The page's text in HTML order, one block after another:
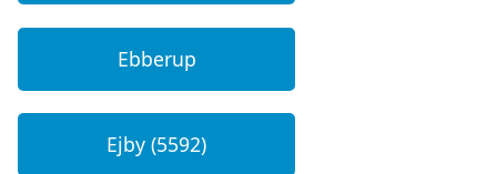
Ebberup
Ejby (5592)